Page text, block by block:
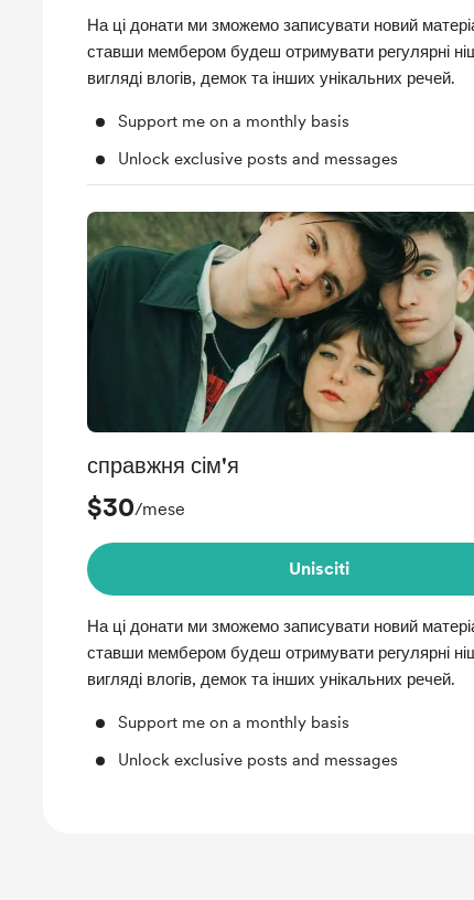
На ці донати ми зможемо записувати новий
ставши мембером будеш отримувати регулярні
вигляді влогів, демок та інших унікальних речей.
Support me on a monthly basis
Unlock exclusive posts and messages
справжня сім'я
$30/mese
Unisciti
На ці донати ми зможемо записувати новий
ставши мембером будеш отримувати регулярні
вигляді влогів, демок та інших унікальних речей.
Support me on a monthly basis
Unlock exclusive posts and messages